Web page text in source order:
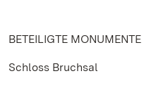
BETEILIGTE MONUMENTE
Schloss Bruchsal